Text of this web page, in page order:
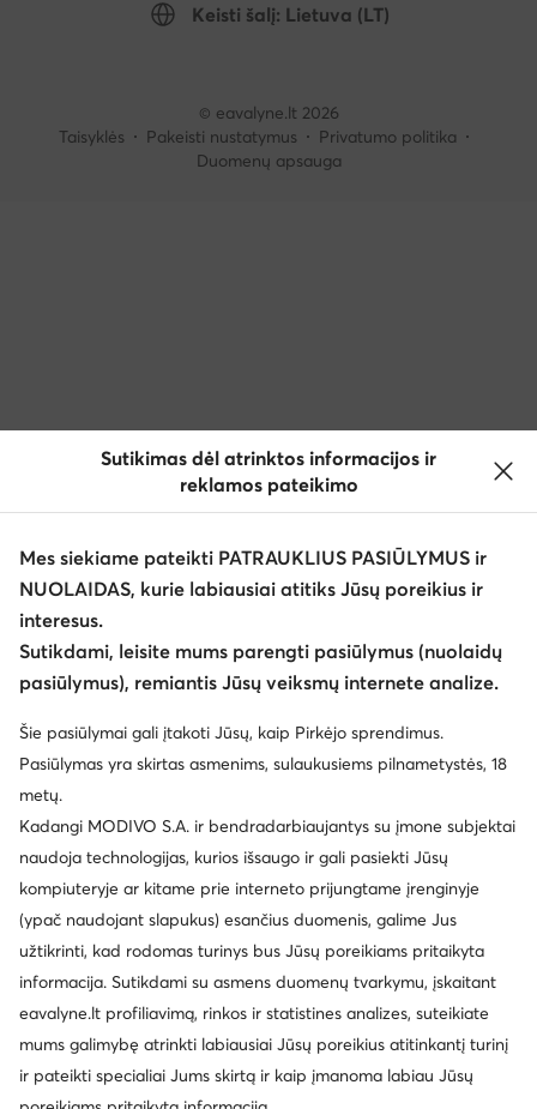
Keisti šalį: Lietuva (LT)
© eavalyne.lt 2026
Taisyklės
Pakeisti nustatymus
Privatumo politika
Duomenų apsauga
Sutikimas dėl atrinktos informacijos ir
reklamos pateikimo
Mes siekiame pateikti PATRAUKLIUS PASIŪLYMUS ir
NUOLAIDAS, kurie labiausiai atitiks Jūsų poreikius ir
interesus.
Sutikdami, leisite mums parengti pasiūlymus (nuolaidų
pasiūlymus), remiantis Jūsų veiksmų internete analize.
Šie pasiūlymai gali įtakoti Jūsų, kaip Pirkėjo sprendimus.
Pasiūlymas yra skirtas asmenims, sulaukusiems pilnametystės, 18
metų.
Kadangi MODIVO S.A. ir bendradarbiaujantys su įmone subjektai
naudoja technologijas, kurios išsaugo ir gali pasiekti Jūsų
kompiuteryje ar kitame prie interneto prijungtame įrenginyje
(ypač naudojant slapukus) esančius duomenis, galime Jus
užtikrinti, kad rodomas turinys bus Jūsų poreikiams pritaikyta
informacija. Sutikdami su asmens duomenų tvarkymu, įskaitant
eavalyne.lt profiliavimą, rinkos ir statistines analizes, suteikiate
mums galimybę atrinkti labiausiai Jūsų poreikius atitinkantį turinį
ir pateikti specialiai Jums skirtą ir kaip įmanoma labiau Jūsų